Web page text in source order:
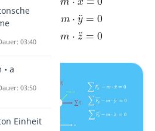
03:40
• a
03:50
Einheit